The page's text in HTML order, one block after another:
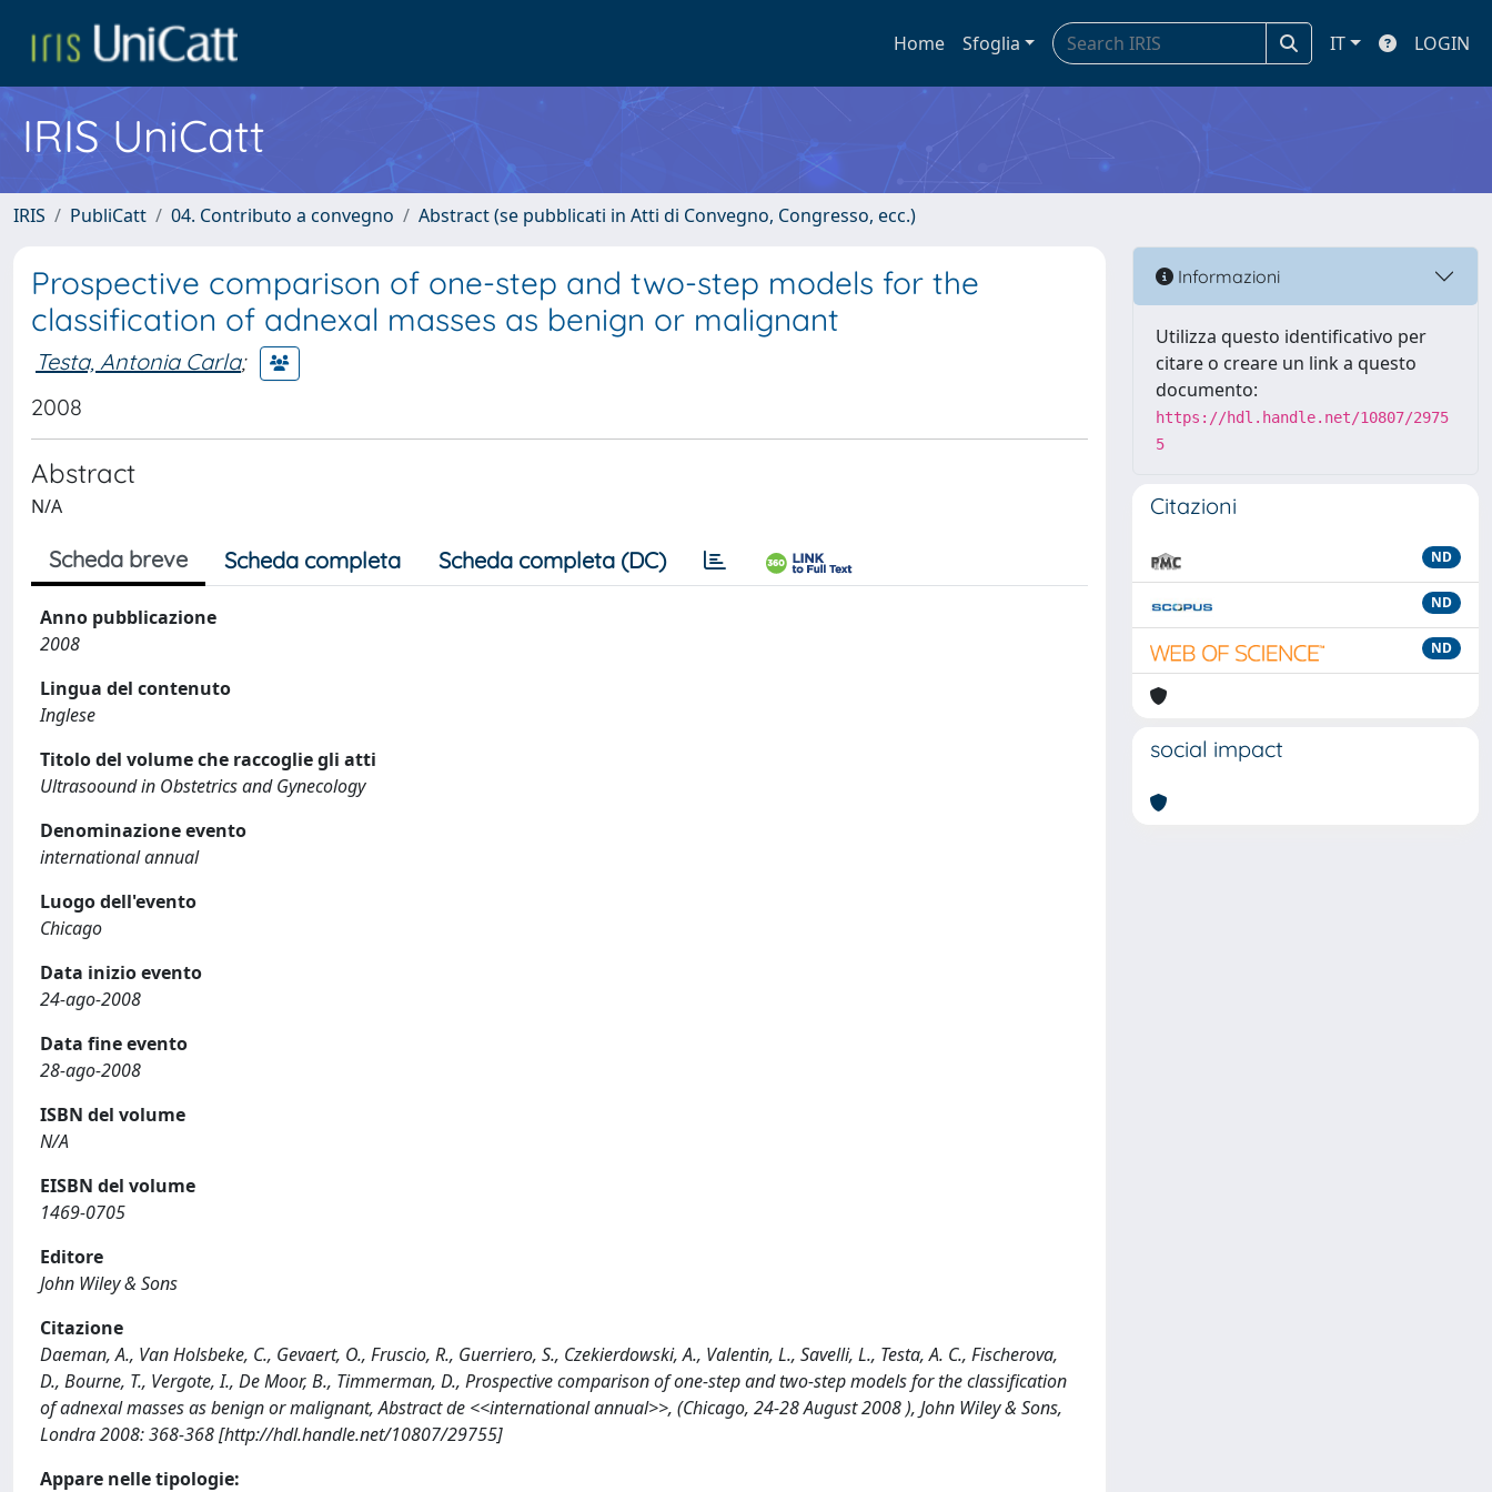
Home Sfoglia IT LOGIN
IRIS UniCatt
IRIS PubliCatt 04. Contributo a convegno Abstract (se pubblicati in Atti di Convegno, Congresso, ecc.)
Prospective comparison of one-step and two-step models for the
classification of adnexal masses as benign or malignant
Testa, Antonia Carla;
2008
Abstract
N/A
Scheda breve Scheda completa Scheda completa (DC)
Anno pubblicazione
2008
Lingua del contenuto
Inglese
Titolo del volume che raccoglie gli atti
Ultrasoound in Obstetrics and Gynecology
Denominazione evento
international annual
Luogo dell'evento
Chicago
Data inizio evento
24-ago-2008
Data fine evento
28-ago-2008
ISBN del volume
N/A
EISBN del volume
1469-0705
Editore
John Wiley & Sons
Citazione
Daeman, A., Van Holsbeke, C., Gevaert, O., Fruscio, R., Guerriero, S., Czekierdowski, A., Valentin, L., Savelli, L., Testa, A. C., Fischerova,
D., Bourne, T., Vergote, I., De Moor, B., Timmerman, D., Prospective comparison of one-step and two-step models for the classification
of adnexal masses as benign or malignant, Abstract de <<international annual>>, (Chicago, 24-28 August 2008 ), John Wiley & Sons,
Londra 2008: 368-368 [http://hdl.handle.net/10807/29755]
Appare nelle tipologie:
Informazioni
Utilizza questo identificativo per
citare o creare un link a questo
documento:
https://hdl.handle.net/10807/2975
5
Citazioni
ND
ND
ND
social impact